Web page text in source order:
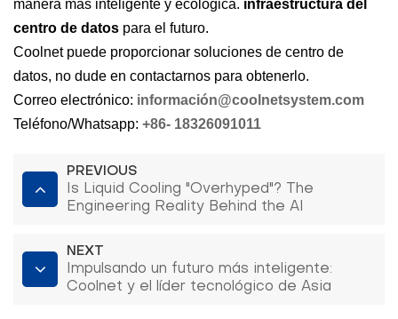
manera más inteligente y ecológica. infraestructura del
centro de datos para el futuro.
Coolnet puede proporcionar soluciones de centro de
datos, no dude en contactarnos para obtenerlo.
Correo electrónico: información@coolnetsystem.com
Teléfono/Whatsapp: +86- 18326091011
PREVIOUS
Is Liquid Cooling "Overhyped"? The
Engineering Reality Behind the AI
NEXT
Impulsando un futuro más inteligente:
Coolnet y el líder tecnológico de Asia